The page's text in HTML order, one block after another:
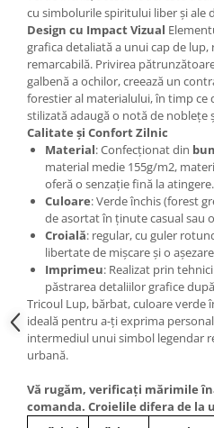
cu simbolurile spiritului liber și ale
Design cu Impact Vizual
grafica detaliată a unui cap de
remarcabilă. Privirea
galbenă a ochilor, creează un
forestier al materialului, în timp ce
stilizată adaugă o notă de noblețe
Calitate și Confort Zilnic
Material: Confecționat din
material medie 155g/m2,
oferă o senzație fină la atingere.
Culoare: Verde închis (forest
de asortat în ținute casual sau
Croială: regular, cu guler
libertate de mișcare și o
Imprimeu: Realizat prin
păstrarea detaliilor grafice
Tricoul Lup, bărbat, culoare verde
ideală pentru a-ți exprima
intermediul unui simbol legendar
urbană.
Vă rugăm, verificaţi mărimile
comanda. Croielile difera de la